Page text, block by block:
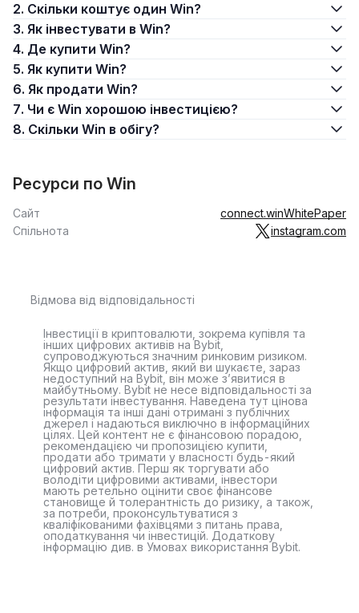
2. Скільки коштує один Win?
3. Як інвестувати в Win?
4. Де купити Win?
5. Як купити Win?
6. Як продати Win?
7. Чи є Win хорошою інвестицією?
8. Скільки Win в обігу?
Ресурси по Win
Сайт connect.winWhitePaper
Спільнота
instagram.com
Відмова від відповідальності
Інвестиції в криптовалюти, зокрема купівля та
інших цифрових активів на Bybit,
супроводжуються значним ринковим ризиком.
Якщо цифровий актив, який ви шукаєте, зараз
недоступний на Bybit, він може з’явитися в
майбутньому. Bybit не несе відповідальності за
результати інвестування. Наведена тут цінова
інформація та інші дані отримані з публічних
джерел і надаються виключно в інформаційних
цілях. Цей контент не є фінансовою порадою,
рекомендацією чи пропозицією купити,
продати або тримати у власності будь-який
цифровий актив. Перш як торгувати або
володіти цифровими активами, інвестори
мають ретельно оцінити своє фінансове
становище й толерантність до ризику, а також,
за потреби, проконсультуватися з
кваліфікованими фахівцями з питань права,
оподаткування чи інвестицій. Додаткову
інформацію див. в Умовах використання Bybit.